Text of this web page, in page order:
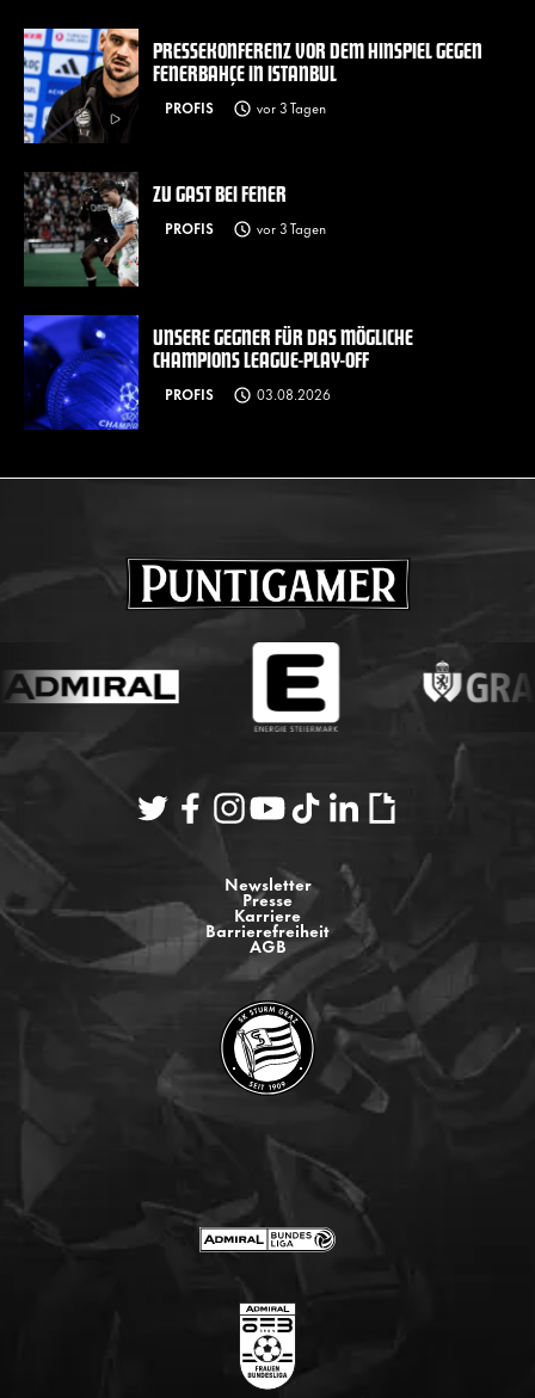
PRESSEKONFERENZ VOR DEM HINSPIEL GEGEN
FENERBAHÇE IN ISTANBUL
PROFIS vor 3 Tagen
ZU GAST BEI FENER
PROFIS vor 3 Tagen
UNSERE GEGNER FÜR DAS MÖGLICHE
CHAMPIONS LEAGUE-PLAY-OFF
PROFIS 03.08.2026
Newsletter
Presse
Karriere
Barrierefreiheit
AGB